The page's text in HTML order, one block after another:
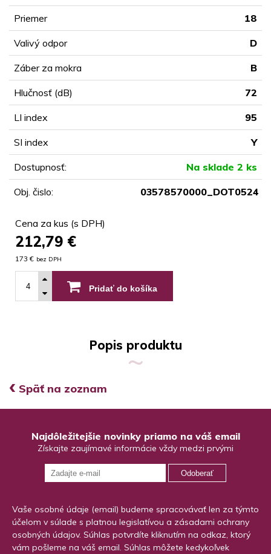
Priemer 18
Valivý odpor D
Záber za mokra B
Hlučnosť (dB) 72
LI index 95
SI index Y
Dostupnosť: Na sklade 2 ks
Obj. čislo: 03578570000_DOT0524
Cena za kus (s DPH)
212,79 €
173 € bez DPH
Pridať do košíka
Popis produktu
‹ Späť na zoznam
Najdôležitejšie novinky priamo na váš email
Získajte zaujímavé informácie vždy medzi prvými
Odoberať
Vaše osobné údaje (email) budeme spracovávať len za týmto
účelom v súlade s platnou legislatívou a zásadami ochrany
osobných údajov. Súhlas potvrdíte kliknutím na odkaz, ktorý
vám pošleme na váš email. Súhlas môžete kedykoľvek